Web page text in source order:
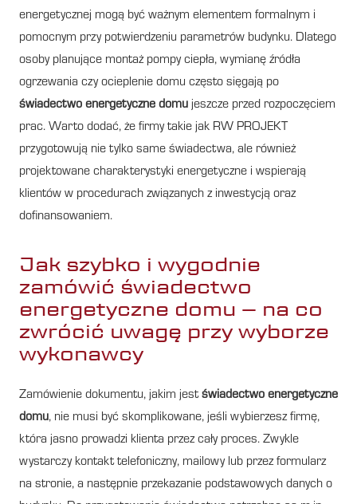
energetycznej mogą być ważnym elementem formalnym i
pomocnym przy potwierdzeniu parametrów budynku. Dlatego
osoby planujące montaż pompy ciepła, wymianę źródła
ogrzewania czy ocieplenie domu często sięgają po
świadectwo energetyczne domu jeszcze przed rozpoczęciem
prac. Warto dodać, że firmy takie jak RW PROJEKT
przygotowują nie tylko same świadectwa, ale również
projektowane charakterystyki energetyczne i wspierają
klientów w procedurach związanych z inwestycją oraz
dofinansowaniem.
Jak szybko i wygodnie
zamówić świadectwo
energetyczne domu – na co
zwrócić uwagę przy wyborze
wykonawcy
Zamówienie dokumentu, jakim jestświadectwo energetyczne
domu, nie musi być skomplikowane, jeśli wybierzesz firmę,
która jasno prowadzi klienta przez cały proces. Zwykle
wystarczy kontakt telefoniczny, mailowy lub przez formularz
na stronie, a następnie przekazanie podstawowych danych o